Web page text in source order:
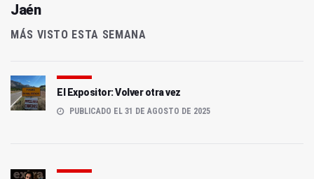
Jaén
MÁS VISTO ESTA SEMANA
El Expositor: Volver otra vez
PUBLICADO EL 31 DE AGOSTO DE 2025